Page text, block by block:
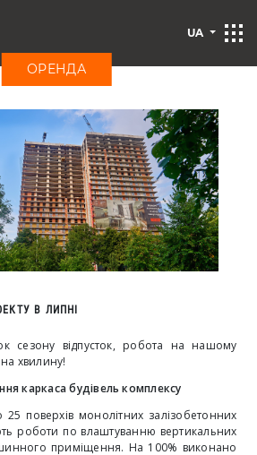
ОРЕНДА
UA
В ЛИПНІ
сезону відпусток, робота на нашому
хвилину!
каркаса будівель комплексу
25 поверхів монолітних залізобетонних
роботи по влаштуванню вертикальних
приміщення. На 100% виконано